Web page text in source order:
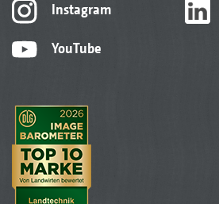
Instagram
YouTube